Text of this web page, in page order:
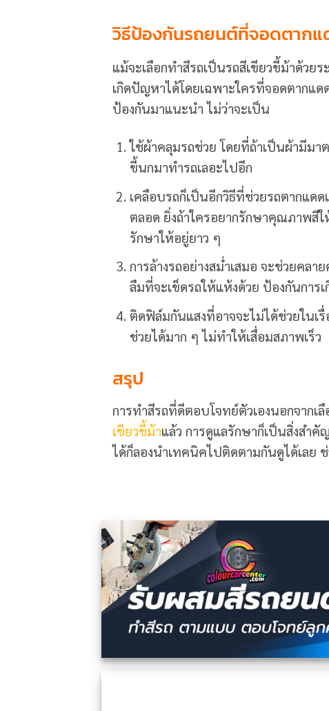
วิธีป้องกันรถยนต์ที่จอดตากแ
แม้จะเลือกทำสีรถเป็นรถสีเขียวขี้ม้าด้วย
เกิดปัญหาได้โดยเฉพาะใครที่จอดตากแด
ป้องกันมาแนะนำ ไม่ว่าจะเป็น
ใช้ผ้าคลุมรถช่วย โดยที่ถ้าเป็นผ้ามีมา
ขี้นกมาทำรถเลอะไปอีก
เคลือบรถก็เป็นอีกวิธีที่ช่วยรถตากแด
ตลอด ยิ่งถ้าใครอยากรักษาคุณภาพสี
รักษาให้อยู่ยาว ๆ
การล้างรถอย่างสม่ำเสมอ จะช่วยคล
ลืมที่จะเข็ดรถให้แห้งด้วย ป้องกันการ
ติดฟิล์มกันแสงที่อาจจะไม่ได้ช่วยในเ
ช่วยได้มาก ๆ ไม่ทำให้เสื่อมสภาพเร็ว
สรุป
การทำสีรถที่ดีตอบโจทย์ตัวเองนอกจากเ
เขียวขี้ม้าแล้ว การดูแลรักษาก็เป็นสิ่งสำ
ได้ก็ลองนำเทคนิคไปติดตามกันดูได้เลย